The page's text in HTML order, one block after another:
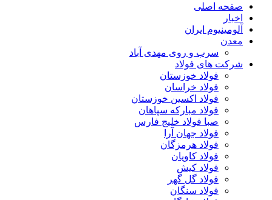
صفحه اصلی
اخبار
آلومینیوم ایران
معدن
سرب و روی مهدی آباد
شرکت های فولاد
فولاد خوزستان
فولاد خراسان
فولاد اکسین خوزستان
فولاد مبارکه سپاهان
صبا فولاد خلیج فارس
فولاد جهان آرا
فولاد هرمزگان
فولاد کاویان
فولاد کیش
فولاد گل گهر
فولاد سنگان